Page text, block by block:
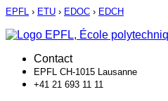
EPFL › ETU › EDOC › EDCH
Contact
EPFL CH-1015 Lausanne
+41 21 693 11 11